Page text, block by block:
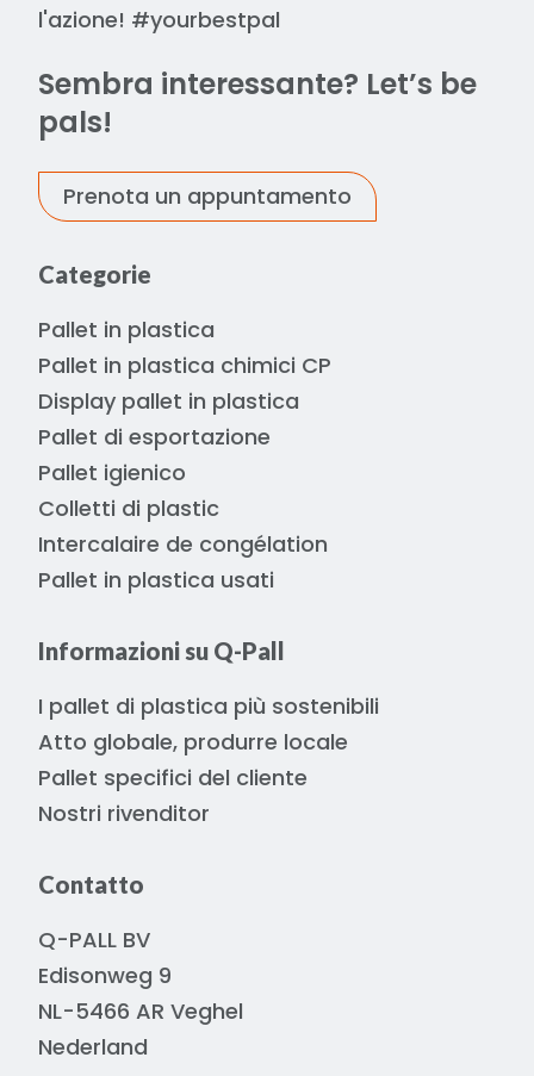
l'azione! #yourbestpal
Sembra interessante? Let’s be
pals!
Prenota un appuntamento
Categorie
Pallet in plastica
Pallet in plastica chimici CP
Display pallet in plastica
Pallet di esportazione
Pallet igienico
Colletti di plastic
Intercalaire de congélation
Pallet in plastica usati
Informazioni su Q-Pall
I pallet di plastica più sostenibili
Atto globale, produrre locale
Pallet specifici del cliente
Nostri rivenditor
Contatto
Q-PALL BV
Edisonweg 9
NL-5466 AR Veghel
Nederland